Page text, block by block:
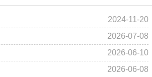
2024-11-20
2026-07-08
2026-06-10
2026-06-08